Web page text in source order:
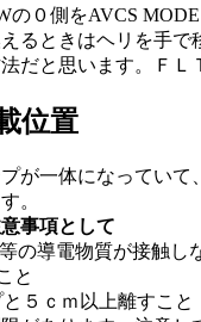
の０側をAVCS
るときはヘリを手
だと思います。Ｆ
位置
が一体になってい
。
事項として
の導電物質が接触し
と
５ｃｍ以上離すこと